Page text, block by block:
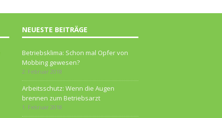
NEUESTE BEITRÄGE
Betriebsklima: Schon mal Opfer von
Mobbing gewesen?
2. Februar 2018
Arbeitsschutz: Wenn die Augen
brennen zum Betriebsarzt
1. Februar 2018